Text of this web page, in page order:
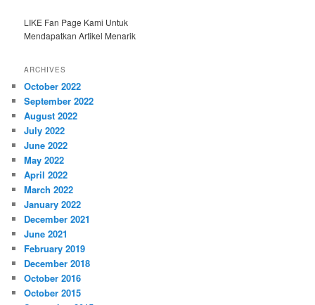
LIKE Fan Page Kami Untuk
Mendapatkan Artikel Menarik
ARCHIVES
October 2022
September 2022
August 2022
July 2022
June 2022
May 2022
April 2022
March 2022
January 2022
December 2021
June 2021
February 2019
December 2018
October 2016
October 2015